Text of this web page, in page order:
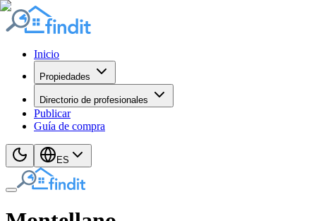
Inicio
Propiedades
Directorio de profesionales
Publicar
Guía de compra
ES